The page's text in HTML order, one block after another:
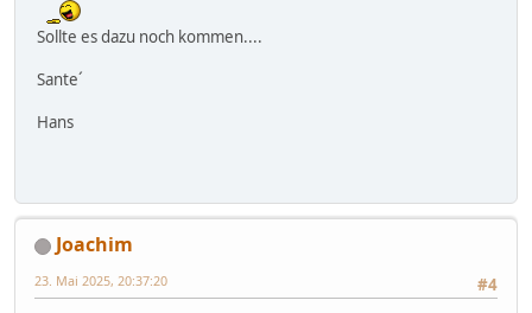
Sollte es dazu noch kommen....
Sante´
Hans
Joachim
#4
23. Mai 2025, 20:37:20